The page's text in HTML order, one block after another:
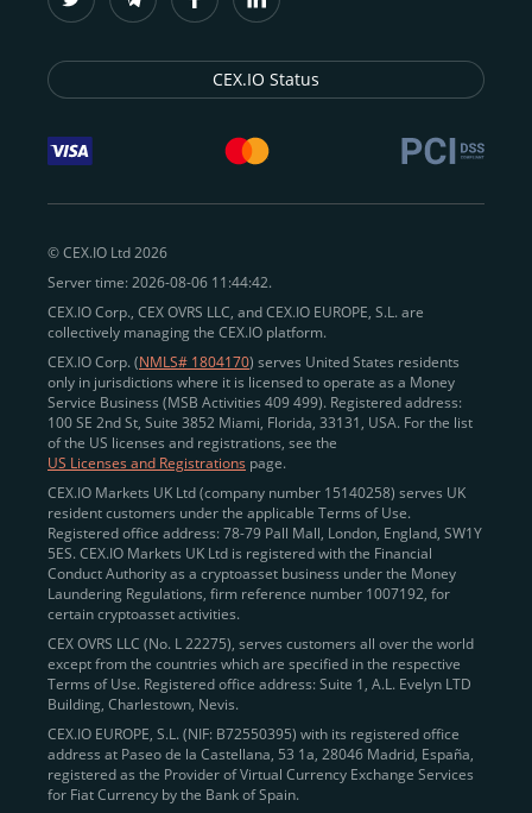
CEX.IO Status
© CEX.IO Ltd 2026
Server time: 2026-08-06 11:44:42.
CEX.IO Corp., CEX OVRS LLC, and CEX.IO EUROPE, S.L. are
collectively managing the CEX.IO platform.
CEX.IO Corp. (NMLS# 1804170) serves United States residents
only in jurisdictions where it is licensed to operate as a Money
Service Business (MSB Activities 409 499). Registered address:
100 SE 2nd St, Suite 3852 Miami, Florida, 33131, USA. For the list
of the US licenses and registrations, see the
US Licenses and Registrations page.
CEX.IO Markets UK Ltd (company number 15140258) serves UK
resident customers under the applicable Terms of Use.
Registered office address: 78-79 Pall Mall, London, England, SW1Y
5ES. CEX.IO Markets UK Ltd is registered with the Financial
Conduct Authority as a cryptoasset business under the Money
Laundering Regulations, firm reference number 1007192, for
certain cryptoasset activities.
CEX OVRS LLC (No. L 22275), serves customers all over the world
except from the countries which are specified in the respective
Terms of Use. Registered office address: Suite 1, A.L. Evelyn LTD
Building, Charlestown, Nevis.
CEX.IO EUROPE, S.L. (NIF: B72550395) with its registered office
address at Paseo de la Castellana, 53 1a, 28046 Madrid, España,
registered as the Provider of Virtual Currency Exchange Services
for Fiat Currency by the Bank of Spain.